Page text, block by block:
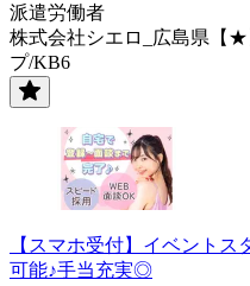
派遣労働者
株式会社シエロ_広島県【
プ/KB6
【スマホ受付】イベント
可能♪手当充実◎